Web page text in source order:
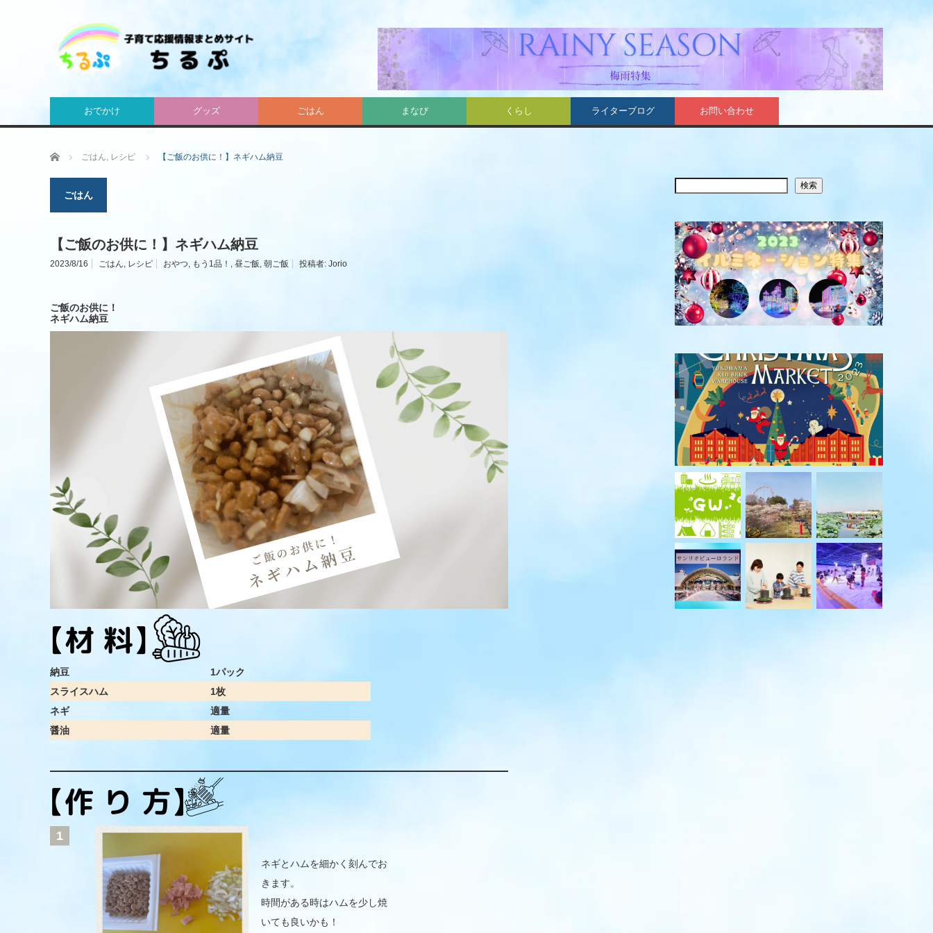
おでかけ グッズ ごはん まなび くらし ライターブログ お問い合わせ
ホーム ごはん, レシピ 【ご飯のお供に！】ネギハム納豆
ごはん
【ご飯のお供に！】ネギハム納豆
2023/8/16 ごはん, レシピ おやつ, もう1品！ , 昼ご飯, 朝ご飯 投稿者: Jorio
ご飯のお供に！
ネギハム納豆
納豆
1パック
スライスハム
1枚
ネギ
適量
醤油
適量
1
ネギとハムを細かく刻んでお
きます。
時間がある時はハムを少し焼
いても良いかも！
検索